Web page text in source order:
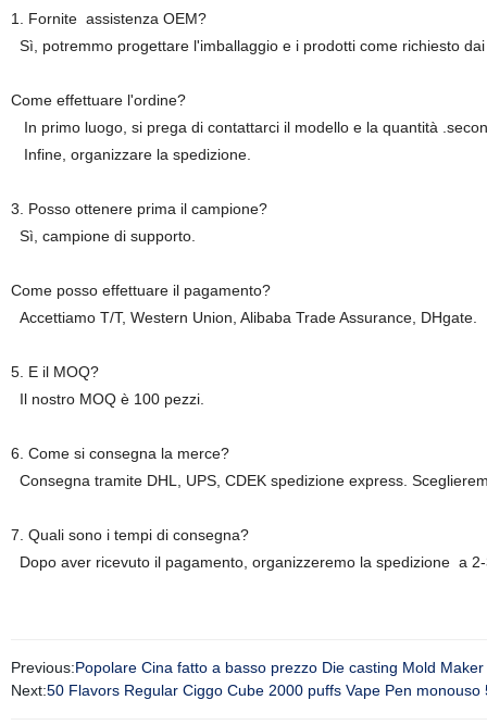
1. Fornite assistenza OEM?
Sì, potremmo progettare l'imballaggio e i prodotti come richiesto
Come effettuare l'ordine?
In primo luogo, si prega di contattarci il modello e la quantità
Infine, organizzare la spedizione.
3. Posso ottenere prima il campione?
Sì, campione di supporto.
Come posso effettuare il pagamento?
Accettiamo T/T, Western Union, Alibaba Trade Assurance, DHgate.
5. E il MOQ?
Il nostro MOQ è 100 pezzi.
6. Come si consegna la merce?
Consegna tramite DHL, UPS, CDEK spedizione express.
7. Quali sono i tempi di consegna?
Dopo aver ricevuto il pagamento, organizzeremo la spedizione a
Previous:Popolare Cina fatto a basso prezzo Die casting Mold Maker
Next:50 Flavors Regular Ciggo Cube 2000 puffs Vape Pen